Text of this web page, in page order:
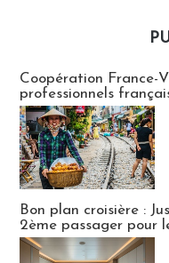
Coopération France-
professionnels
Bon plan croisière :
2ème passager pour